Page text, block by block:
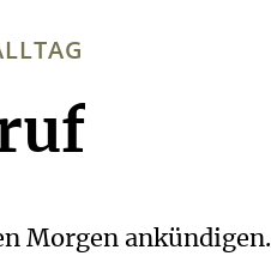
Morgen ankündigen.